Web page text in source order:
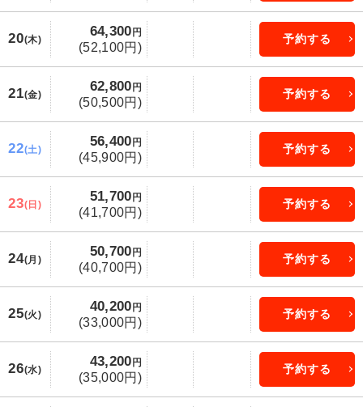
20(木)
64,300円
(52,100円)
予約する
21(金)
62,800円
(50,500円)
予約する
22(土)
56,400円
(45,900円)
予約する
23(日)
51,700円
(41,700円)
予約する
24(月)
50,700円
(40,700円)
予約する
25(火)
40,200円
(33,000円)
予約する
26(水)
43,200円
(35,000円)
予約する